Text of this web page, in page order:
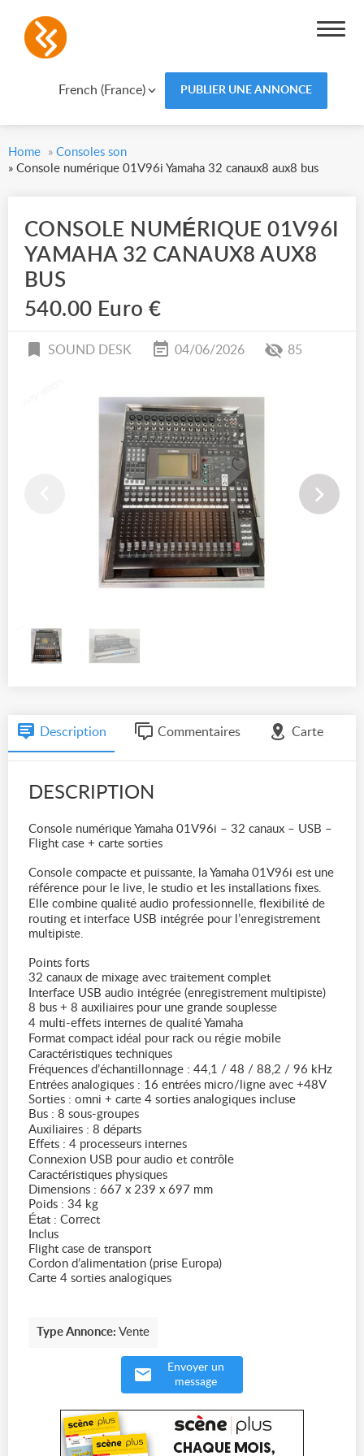
French (France) PUBLIER UNE ANNONCE
Home » Consoles son
» Console numérique 01V96i Yamaha 32 canaux8 aux8 bus
CONSOLE NUMÉRIQUE 01V96I
YAMAHA 32 CANAUX8 AUX8
BUS
540.00 Euro €
SOUND DESK 04/06/2026 85
Description Commentaires Carte
DESCRIPTION
Console numérique Yamaha 01V96i – 32 canaux – USB –
Flight case + carte sorties
Console compacte et puissante, la Yamaha 01V96i est une
référence pour le live, le studio et les installations fixes.
Elle combine qualité audio professionnelle, flexibilité de
routing et interface USB intégrée pour l’enregistrement
multipiste.
Points forts
32 canaux de mixage avec traitement complet
Interface USB audio intégrée (enregistrement multipiste)
8 bus + 8 auxiliaires pour une grande souplesse
4 multi-effets internes de qualité Yamaha
Format compact idéal pour rack ou régie mobile
Caractéristiques techniques
Fréquences d’échantillonnage : 44,1 / 48 / 88,2 / 96 kHz
Entrées analogiques : 16 entrées micro/ligne avec +48V
Sorties : omni + carte 4 sorties analogiques incluse
Bus : 8 sous-groupes
Auxiliaires : 8 départs
Effets : 4 processeurs internes
Connexion USB pour audio et contrôle
Caractéristiques physiques
Dimensions : 667 x 239 x 697 mm
Poids : 34 kg
État : Correct
Inclus
Flight case de transport
Cordon d’alimentation (prise Europa)
Carte 4 sorties analogiques
Type Annonce: Vente
Envoyer un
message